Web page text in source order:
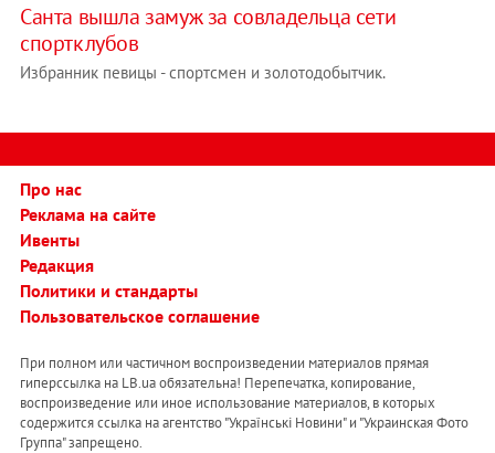
Санта вышла замуж за совладельца сети
спортклубов
Избранник певицы - спортсмен и золотодобытчик.
Про нас
Реклама на сайте
Ивенты
Редакция
Политики и стандарты
Пользовательское соглашение
При полном или частичном воспроизведении материалов прямая
гиперссылка на LB.ua обязательна! Перепечатка, копирование,
воспроизведение или иное использование материалов, в которых
содержится ссылка на агентство "Українськi Новини" и "Украинская Фото
Группа" запрещено.